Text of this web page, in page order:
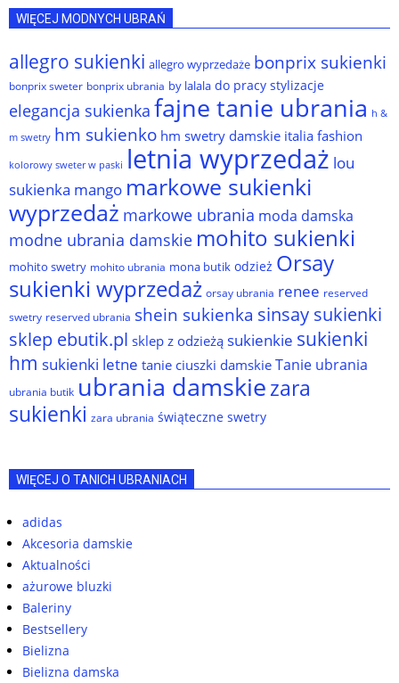
WIĘCEJ MODNYCH UBRAŃ
allegro sukienki allegro wyprzedaże bonprix sukienki
bonprix sweter bonprix ubrania by lalala do pracy stylizacje
elegancja sukienka fajne tanie ubrania h &
m swetry hm sukienko hm swetry damskie italia fashion
kolorowy sweter w paski letnia wyprzedaż lou
sukienka mango markowe sukienki
wyprzedaż markowe ubrania moda damska
modne ubrania damskie mohito sukienki
mohito swetry mohito ubrania mona butik odzież Orsay
sukienki wyprzedaż orsay ubrania renee reserved
swetry reserved ubrania shein sukienka sinsay sukienki
sklep ebutik.pl sklep z odzieżą sukienkie sukienki
hm sukienki letne tanie ciuszki damskie Tanie ubrania
ubrania butik ubrania damskiezara
sukienki zara ubrania świąteczne swetry
WIĘCEJ O TANICH UBRANIACH
adidas
Akcesoria damskie
Aktualności
ażurowe bluzki
Baleriny
Bestsellery
Bielizna
Bielizna damska